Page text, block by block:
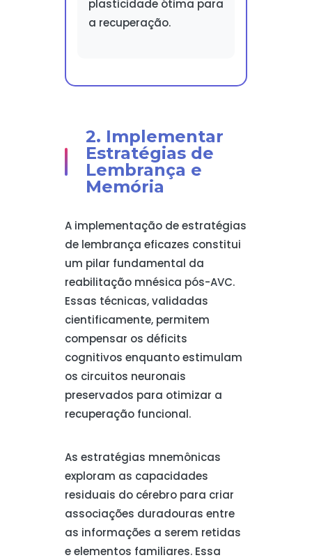
plasticidade ótima para
a recuperação.
2. Implementar
Estratégias de
Lembrança e
Memória
A implementação de estratégias
de lembrança eficazes constitui
um pilar fundamental da
reabilitação mnésica pós-AVC.
Essas técnicas, validadas
cientificamente, permitem
compensar os déficits
cognitivos enquanto estimulam
os circuitos neuronais
preservados para otimizar a
recuperação funcional.
As estratégias mnemônicas
exploram as capacidades
residuais do cérebro para criar
associações duradouras entre
as informações a serem retidas
e elementos familiares. Essa